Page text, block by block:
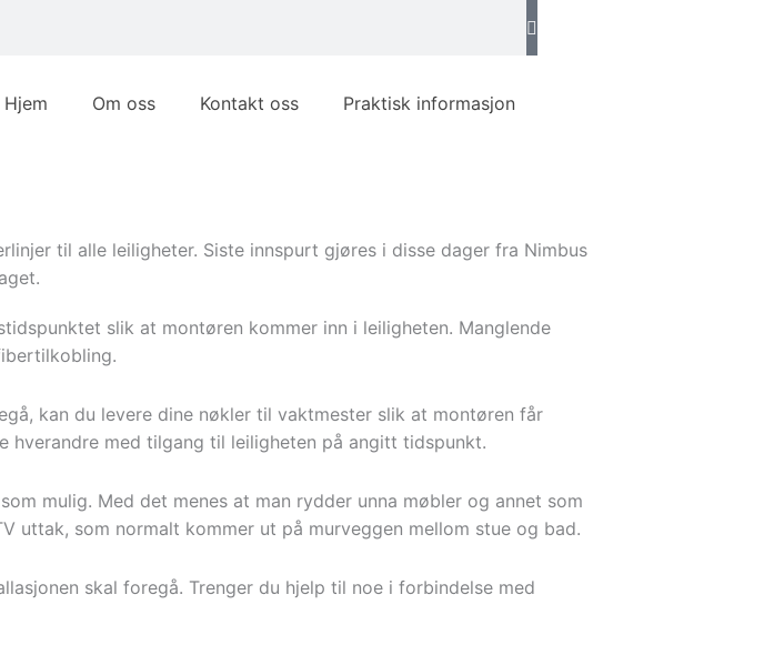
Hjem Om oss Kontakt oss Praktisk informasjon
til alle leiligheter. Siste innspurt gjøres i disse dager fra Nimbus
slik at montøren kommer inn i leiligheten. Manglende
kan du levere dine nøkler til vaktmester slik at montøren får
hverandre med tilgang til leiligheten på angitt tidspunkt.
mulig. Med det menes at man rydder unna møbler og annet som
uttak, som normalt kommer ut på murveggen mellom stue og bad.
skal foregå. Trenger du hjelp til noe i forbindelse med